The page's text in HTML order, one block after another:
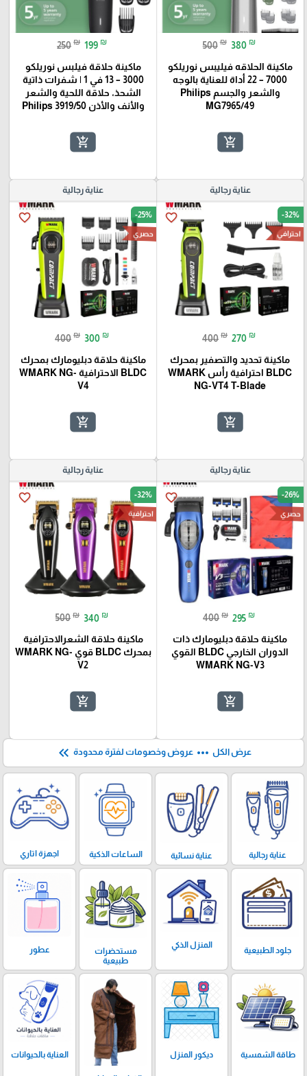
500 ₪ 380 ₪
ماكينة الحلاقه فيليبس نوريلكو
7000 – 22 أداة للعناية بالوجه
والشعر والجسم Philips
MG7965/49
add_shopping_cart
250 ₪ 199 ₪
ماكينة حلاقة فيلبس نوريلكو
3000 – 13 في 1 | شفرات ذاتية
الشحذ، حلاقة اللحية والشعر
والأنف والأذن Philips 3919/50
add_shopping_cart
عناية رجالية
favorite_border -32%
احترافي
400 ₪ 270 ₪
ماكينة تحديد والتصفير بمحرك
BLDC احترافية رأس WMARK
NG-VT4 T-Blade
add_shopping_cart
عناية رجالية
favorite_border -25%
حصري
400 ₪ 300 ₪
ماكينة حلاقة دبليومارك بمحرك
BLDC الاحترافية WMARK NG-
V4
add_shopping_cart
عناية رجالية
favorite_border -26%
حصري
400 ₪ 295 ₪
ماكينة حلاقة دبليومارك ذات
الدوران الخارجي BLDC القوي
WMARK NG-V3
add_shopping_cart
عناية رجالية
favorite_border -32%
احترافية
500 ₪ 340 ₪
ماكينة حلاقة الشعرالاحترافية
بمحرك BLDC قوي WMARK NG-
V2
add_shopping_cart
عرض الكل more_horiz عروض وخصومات لفترة محدودة keyboard_double_arrow_left
عناية رجالية عناية نسائية الساعات الذكية اجهزة اتاري
جلود الطبيعية
المنزل الذكي
مستحضرات
طبيعية
عطور
طاقة الشمسية ديكور المنزل العناية بالحيوانات